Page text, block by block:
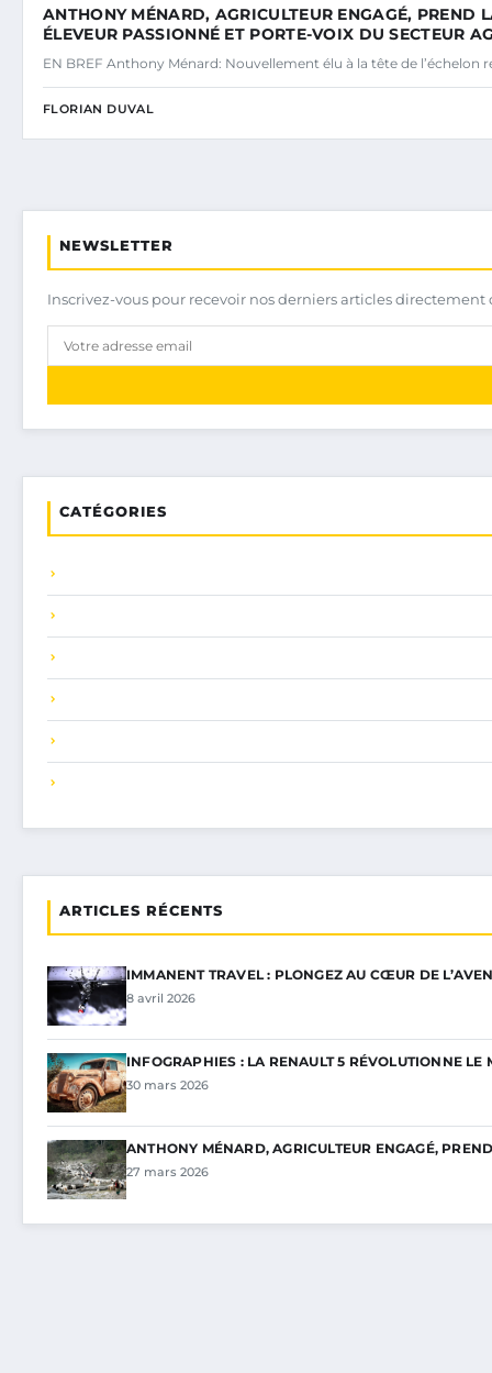
ANTHONY MÉNARD, AGRICULTEUR ENGAGÉ, PREND
ÉLEVEUR PASSIONNÉ ET PORTE-VOIX DU SECTEUR
EN BREF Anthony Ménard: Nouvellement élu à la tête de l’échelon
FLORIAN DUVAL
NEWSLETTER
Inscrivez-vous pour recevoir nos derniers articles
CATÉGORIES
ARTICLES RÉCENTS
IMMANENT TRAVEL : PLONGEZ AU CŒUR DE
8 avril 2026
INFOGRAPHIES : LA RENAULT 5 RÉVOLUTIONNE LE
30 mars 2026
ANTHONY MÉNARD, AGRICULTEUR ENGAGÉ,
27 mars 2026